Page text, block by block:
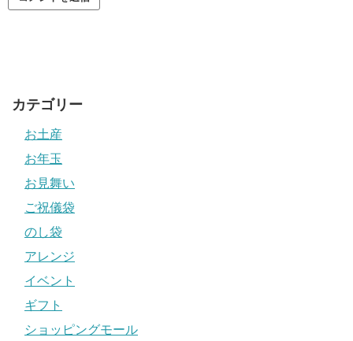
カテゴリー
お土産
お年玉
お見舞い
ご祝儀袋
のし袋
アレンジ
イベント
ギフト
ショッピングモール